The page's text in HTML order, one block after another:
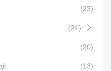
(23)
(21)
(20)
(13)